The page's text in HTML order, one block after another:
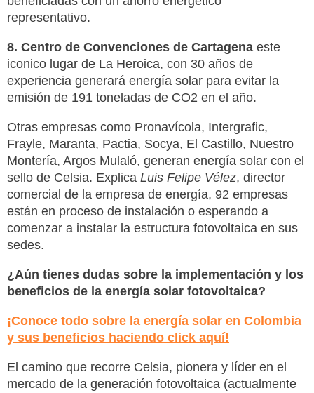
representativo.
8. Centro de Convenciones de Cartagena este
iconico lugar de La Heroica, con 30 años de
experiencia generará energía solar para evitar la
emisión de 191 toneladas de CO2 en el año.
Otras empresas como Pronavícola, Intergrafic,
Frayle, Maranta, Pactia, Socya, El Castillo, Nuestro
Montería, Argos Mulaló, generan energía solar con el
sello de Celsia. Explica Luis Felipe Vélez, director
comercial de la empresa de energía, 92 empresas
están en proceso de instalación o esperando a
comenzar a instalar la estructura fotovoltaica en sus
sedes.
¿Aún tienes dudas sobre la implementación y los
beneficios de la energía solar fotovoltaica?
¡Conoce todo sobre la energía solar en Colombia
y sus beneficios haciendo click aquí!
El camino que recorre Celsia, pionera y líder en el
mercado de la generación fotovoltaica (actualmente